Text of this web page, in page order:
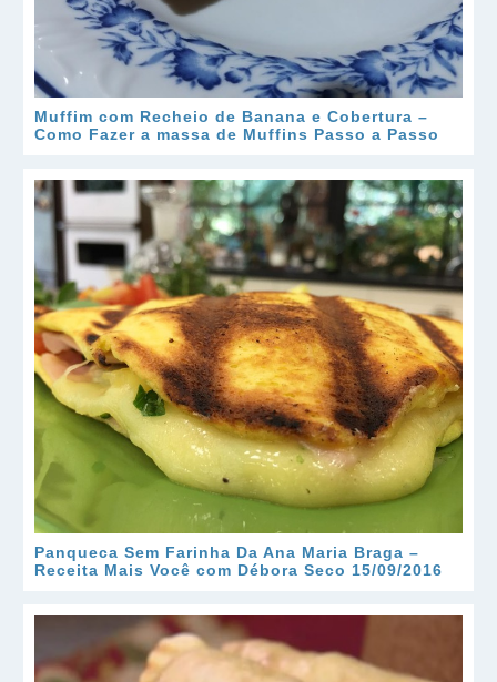
Muffim com Recheio de Banana e Cobertura –
Como Fazer a massa de Muffins Passo a Passo
Panqueca Sem Farinha Da Ana Maria Braga –
Receita Mais Você com Débora Seco 15/09/2016